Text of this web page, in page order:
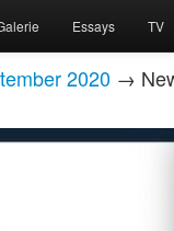
Essays TV
2020 →